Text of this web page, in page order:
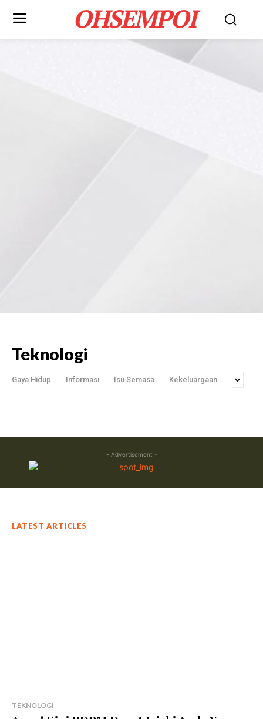
OHSEMPOI
Teknologi
Gaya Hidup Informasi Isu Semasa Kekeluargaan
- Advertisement -
LATEST ARTICLES
TEKNOLOGI